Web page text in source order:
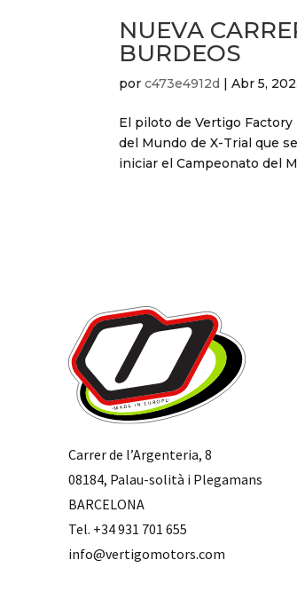
NUEVA
BURDEOS
porc473e4912d |Abr 5,
El piloto de Vertigo
del Mundo de X-Trial que
iniciar el Campeonato del
Carrer de l’Argenteria, 8
08184, Palau-solità i Plegamans
BARCELONA
Tel. +34 931 701 655
info@vertigomotors.com